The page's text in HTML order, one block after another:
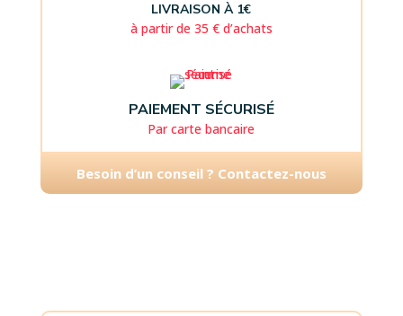
LIVRAISON À 1€
à partir de 35 € d’achats
PAIEMENT SÉCURISÉ
Par carte bancaire
Besoin d’un conseil ? Contactez-nous